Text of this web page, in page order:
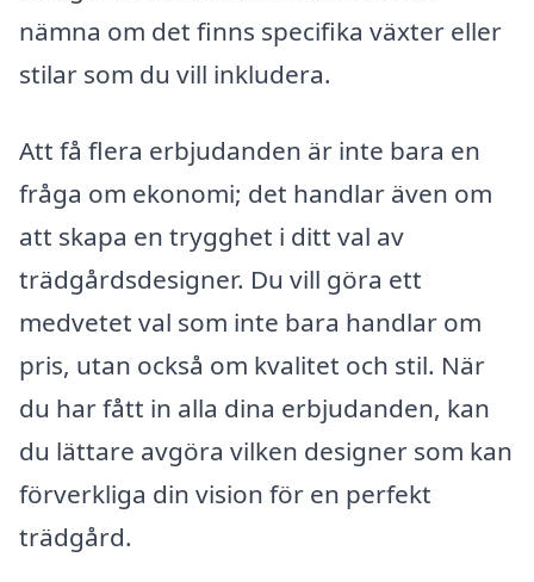
nämna om det finns specifika växter eller
stilar som du vill inkludera.
Att få flera erbjudanden är inte bara en
fråga om ekonomi; det handlar även om
att skapa en trygghet i ditt val av
trädgårdsdesigner. Du vill göra ett
medvetet val som inte bara handlar om
pris, utan också om kvalitet och stil. När
du har fått in alla dina erbjudanden, kan
du lättare avgöra vilken designer som kan
förverkliga din vision för en perfekt
trädgård.